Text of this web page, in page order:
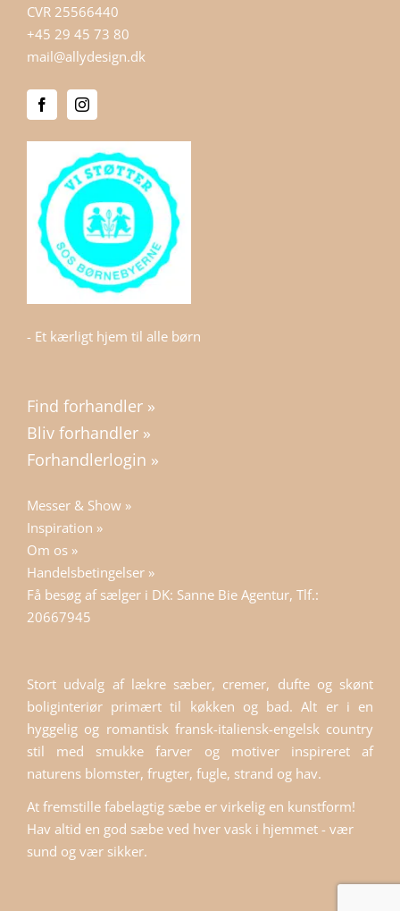
CVR 25566440
+45 29 45 73 80
mail@allydesign.dk
- Et kærligt hjem til alle børn
Find forhandler »
Bliv forhandler »
Forhandlerlogin »
Messer & Show »
Inspiration »
Om os »
Handelsbetingelser »
Få besøg af sælger i DK: Sanne Bie Agentur, Tlf.:
20667945
Stort udvalg af lækre sæber, cremer, dufte og skønt
boliginteriør primært til køkken og bad. Alt er i en
hyggelig og romantisk fransk-italiensk-engelsk country
stil med smukke farver og motiver inspireret af
naturens blomster, frugter, fugle, strand og hav.
At fremstille fabelagtig sæbe er virkelig en kunstform!
Hav altid en god sæbe ved hver vask i hjemmet - vær
sund og vær sikker.